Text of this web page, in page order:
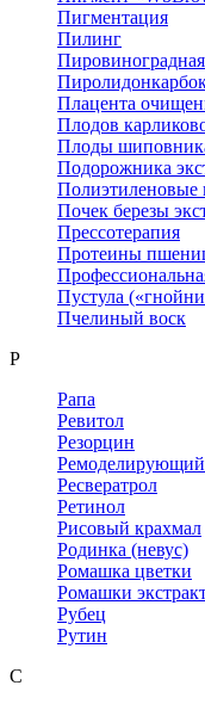
Пигментация
Пилинг
Плацента
Плодов
Плоды
Подорожника
Полиэтиленовые
Почек березы
Прессотерапия
Протеины
Пустула
Пчелиный воск
Р
Рапа
Ревитол
Резорцин
Ресвератрол
Ретинол
Рисовый крахмал
Родинка (невус)
Ромашка цветки
Ромашки
Рубец
Рутин
С